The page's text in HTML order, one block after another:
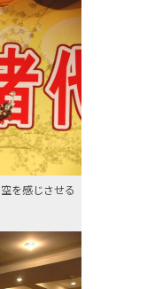
を感じさせる